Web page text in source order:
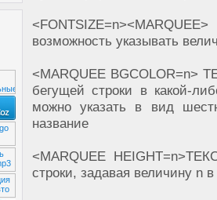
возможность указывать
<MARQUEE BGCOLOR=n>
бегущей строки в какой-
можно указать в вид
название
<MARQUEE
строки, задавая величину n в